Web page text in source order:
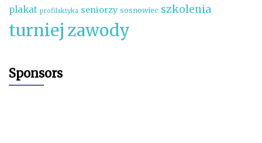
plakat profilaktyka seniorzy sosnowiec szkolenia
turniej zawody
Sponsors